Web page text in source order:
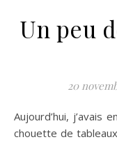
Un peu
20
Aujourd’hui, j’avais envie de te parler d’une boutique très
chouette de